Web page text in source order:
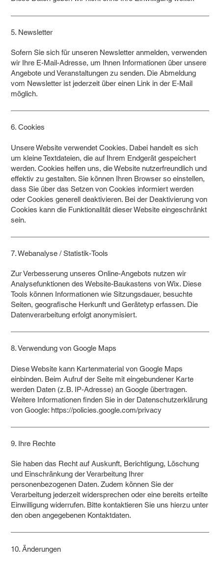
5. Newsletter
Sofern Sie sich für unseren Newsletter anmelden, verwenden
wir Ihre E-Mail-Adresse, um Ihnen Informationen über unsere
Angebote und Veranstaltungen zu senden. Die Abmeldung
vom Newsletter ist jederzeit über einen Link in der E-Mail
möglich.
6. Cookies
Unsere Website verwendet Cookies. Dabei handelt es sich
um kleine Textdateien, die auf Ihrem Endgerät gespeichert
werden. Cookies helfen uns, die Website nutzerfreundlich und
effektiv zu gestalten. Sie können Ihren Browser so einstellen,
dass Sie über das Setzen von Cookies informiert werden
oder Cookies generell deaktivieren. Bei der Deaktivierung von
Cookies kann die Funktionalität dieser Website eingeschränkt
sein.
7. Webanalyse / Statistik-Tools
Zur Verbesserung unseres Online-Angebots nutzen wir
Analysefunktionen des Website-Baukastens von Wix. Diese
Tools können Informationen wie Sitzungsdauer, besuchte
Seiten, geografische Herkunft und Gerätetyp erfassen. Die
Datenverarbeitung erfolgt anonymisiert.
8. Verwendung von Google Maps
Diese Website kann Kartenmaterial von Google Maps
einbinden. Beim Aufruf der Seite mit eingebundener Karte
werden Daten (z. B. IP-Adresse) an Google übertragen.
Weitere Informationen finden Sie in der Datenschutzerklärung
von Google: https://policies.google.com/privacy
9. Ihre Rechte
Sie haben das Recht auf Auskunft, Berichtigung, Löschung
und Einschränkung der Verarbeitung Ihrer
personenbezogenen Daten. Zudem können Sie der
Verarbeitung jederzeit widersprechen oder eine bereits erteilte
Einwilligung widerrufen. Bitte kontaktieren Sie uns hierzu unter
den oben angegebenen Kontaktdaten.
10. Änderungen